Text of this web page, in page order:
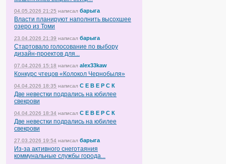
04.05.2026 21:25 написал барыга
Власти планируют наполнить высохшее
озеро из Томи
23.04.2026 21:39 написал барыга
Стартовало голосование по выбору
дизайн-проектов для...
07.04.2026 15:18 написал alex33kaw
Конкурс чтецов «Колокол Чернобыля»
04.04.2026 18:35 написал С Е В Е Р С К
Две невестки подрались на юбилее
свекрови
04.04.2026 18:34 написал С Е В Е Р С К
Две невестки подрались на юбилее
свекрови
27.03.2026 19:54 написал барыга
Из-за активного снеготаяния
коммунальные службы города...